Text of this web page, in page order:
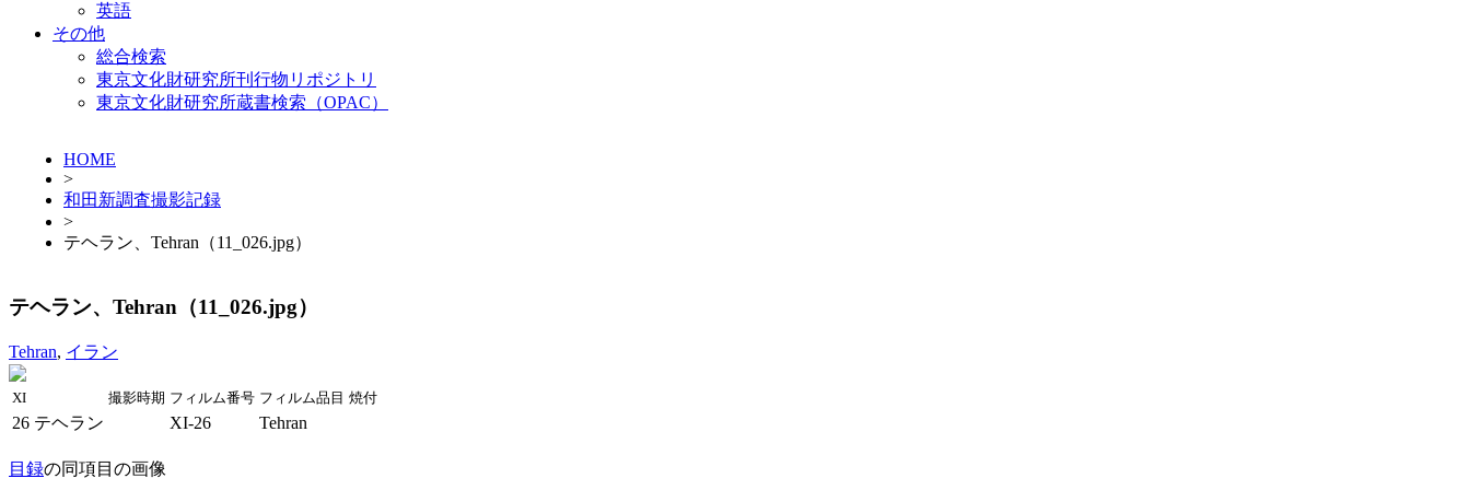
英語
その他
総合検索
東京文化財研究所刊行物リポジトリ
東京文化財研究所蔵書検索（OPAC）
HOME
>
和田新調査撮影記録
>
テヘラン、Tehran（11_026.jpg）
テヘラン、Tehran（11_026.jpg）
Tehran, イラン
XI 撮影時期 フィルム番号 フィルム品目 焼付
26 テヘラン XI-26 Tehran
目録の同項目の画像